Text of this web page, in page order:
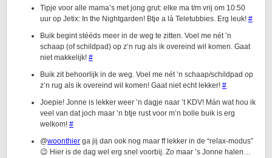
Tipje voor alle mama’s met jong grut: elke ma t/m vrij om 10:50
uur op Jetix: In the Nightgarden! Btje a là Teletubbies. Erg leuk! #
Buik begint stééds meer in de weg te zitten. Voel me nét ’n
schaap (of schildpad) op z’n rug als ik overeind wil komen. Gaat
niet makkelijk! #
Buik zit behoorlijk in de weg. Voel me nét ’n schaap/schildpad op
z’n rug als ik overeind wil komen! Gaat niet echt lekker! #
Joepie! Jonne is lekker weer ’n dagje naar ’t KDV! Mán wat hou ik
veel van dat joch maar ’n btje rust voor m’n bolle buik is erg
welkom! #
@woonthier ga jij dan ook nog maar ff lekker in de “relax-modus”
😉 Hier is de dag wel erg snel voorbij. Zo maar ’s Jonne halen…